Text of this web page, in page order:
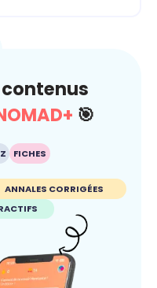
🎯
FICHES
ANNALES CORRIGÉES